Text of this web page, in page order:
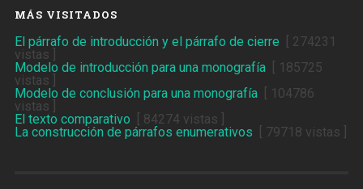
MÁS VISITADOS
El párrafo de introducción y el párrafo de cierre [ 274231
vistas ]
Modelo de introducción para una monografía[ 185725
vistas ]
Modelo de conclusión para una monografía[ 104786
vistas ]
El texto comparativo [ 84274 vistas ]
La construcción de párrafos enumerativos [ 79718 vistas ]